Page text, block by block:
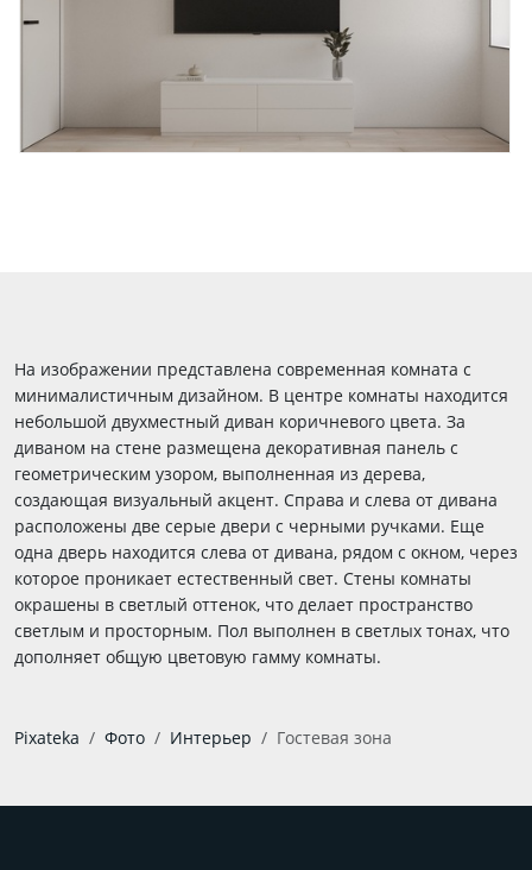
На изображении представлена современная комната с
минималистичным дизайном. В центре комнаты находится
небольшой двухместный диван коричневого цвета. За
диваном на стене размещена декоративная панель с
геометрическим узором, выполненная из дерева,
создающая визуальный акцент. Справа и слева от дивана
расположены две серые двери с черными ручками. Еще
одна дверь находится слева от дивана, рядом с окном, через
которое проникает естественный свет. Стены комнаты
окрашены в светлый оттенок, что делает пространство
светлым и просторным. Пол выполнен в светлых тонах, что
дополняет общую цветовую гамму комнаты.
Pixateka Фото Интерьер Гостевая зона